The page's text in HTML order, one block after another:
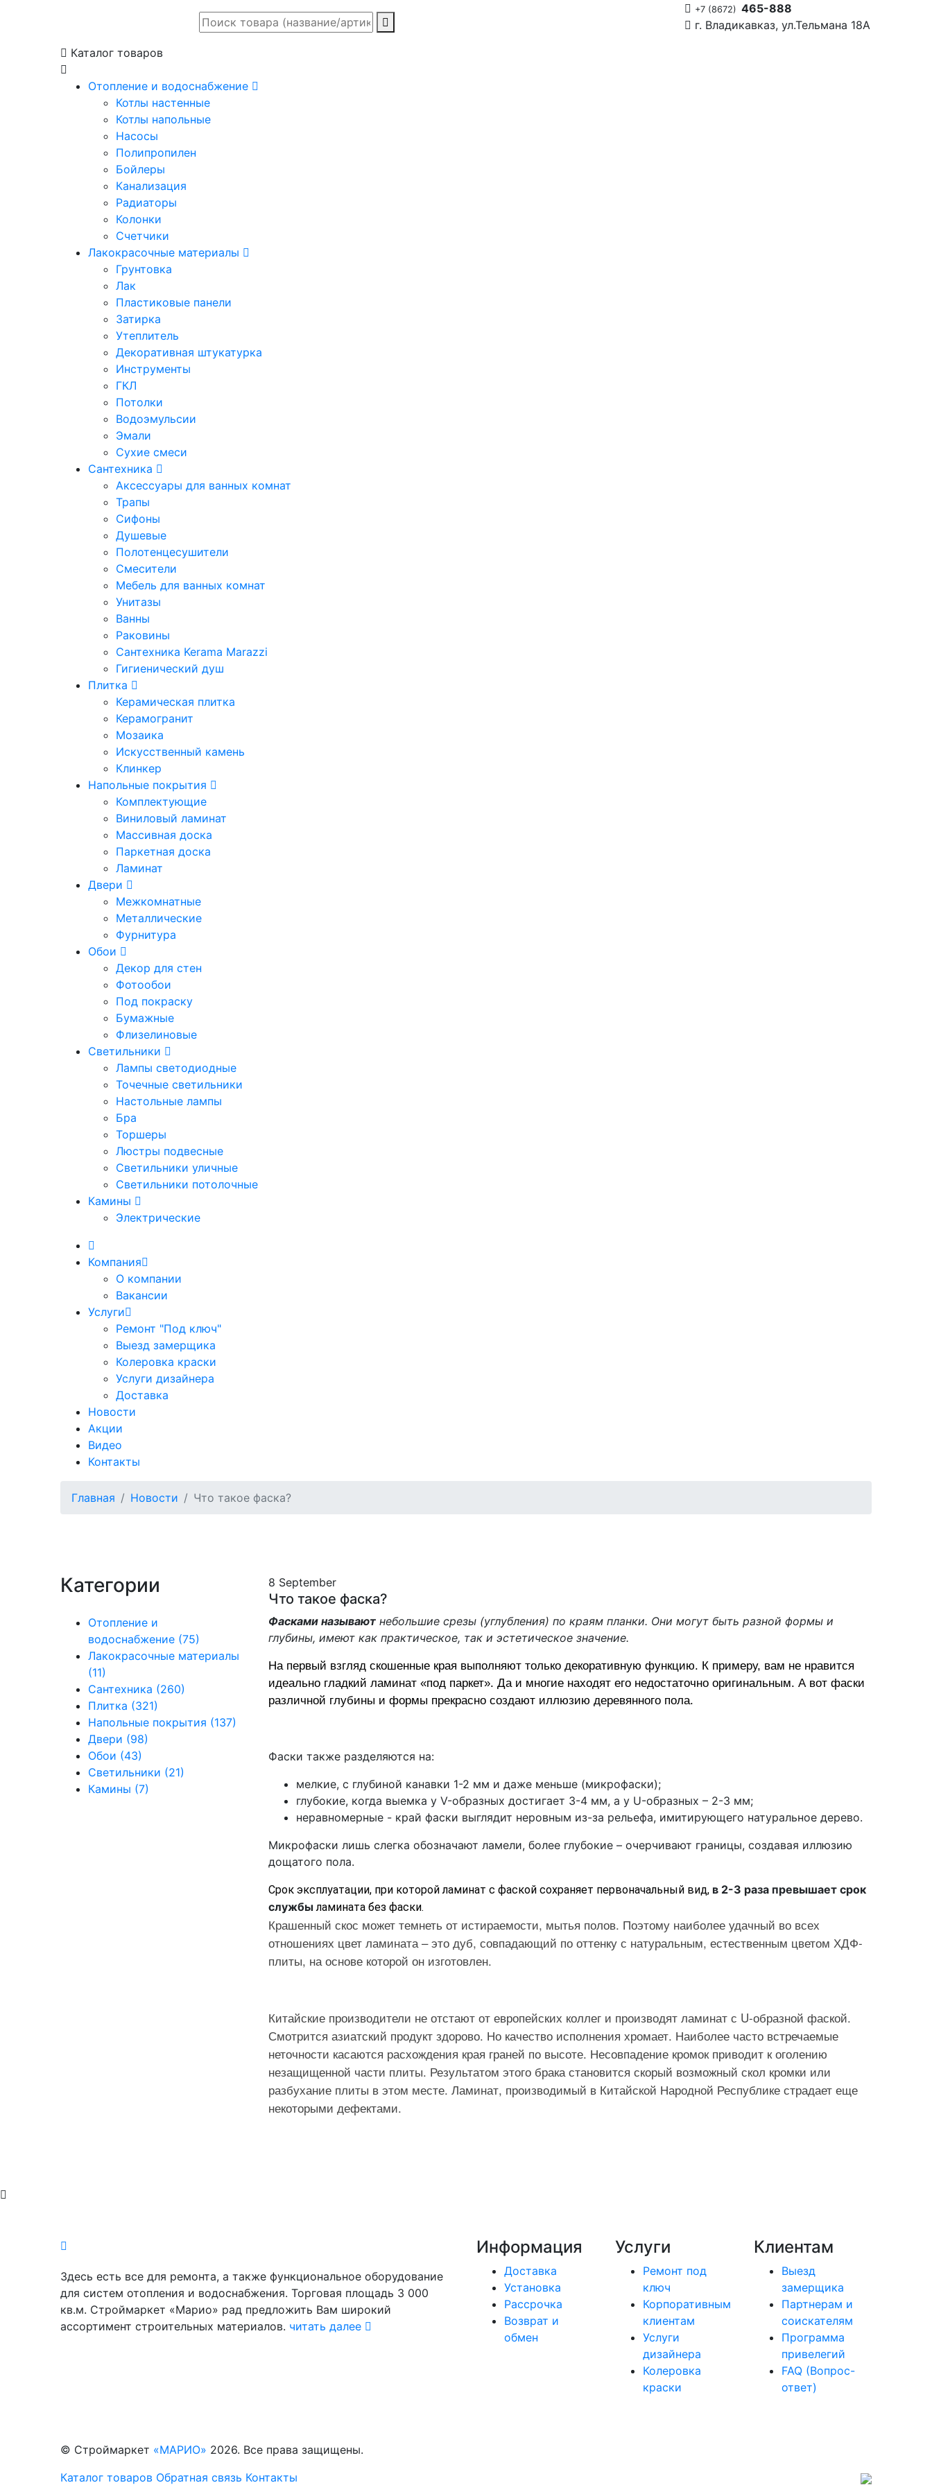
+7 (8672) 465-888
г. Владикавказ, ул.Тельмана 18А
Каталог товаров
Отопление и водоснабжение
Котлы настенные
Котлы напольные
Насосы
Полипропилен
Бойлеры
Канализация
Радиаторы
Колонки
Счетчики
Лакокрасочные материалы
Грунтовка
Лак
Пластиковые панели
Затирка
Утеплитель
Декоративная штукатурка
Инструменты
ГКЛ
Потолки
Водоэмульсии
Эмали
Сухие смеси
Сантехника
Аксессуары для ванных комнат
Трапы
Сифоны
Душевые
Полотенцесушители
Смесители
Мебель для ванных комнат
Унитазы
Ванны
Раковины
Сантехника Kerama Marazzi
Гигиенический душ
Плитка
Керамическая плитка
Керамогранит
Мозаика
Искусственный камень
Клинкер
Напольные покрытия
Комплектующие
Виниловый ламинат
Массивная доска
Паркетная доска
Ламинат
Двери
Межкомнатные
Металлические
Фурнитура
Обои
Декор для стен
Фотообои
Под покраску
Бумажные
Флизелиновые
Светильники
Лампы светодиодные
Точечные светильники
Настольные лампы
Бра
Торшеры
Люстры подвесные
Светильники уличные
Светильники потолочные
Камины
Электрические
Компания
О компании
Вакансии
Услуги
Ремонт "Под ключ"
Выезд замерщика
Колеровка краски
Услуги дизайнера
Доставка
Новости
Акции
Видео
Контакты
Главная Новости Что такое фаска?
Категории
Отопление и
водоснабжение (75)
Лакокрасочные материалы
(11)
Сантехника (260)
Плитка (321)
Напольные покрытия (137)
Двери (98)
Обои (43)
Светильники (21)
Камины (7)
8 September
Что такое фаска?
Фасками называют небольшие срезы (углубления) по краям планки. Они могут быть разной формы и
глубины, имеют как практическое, так и эстетическое значение.
На первый взгляд скошенные края выполняют только декоративную функцию. К примеру, вам не нравится
идеально гладкий ламинат «под паркет». Да и многие находят его недостаточно оригинальным. А вот фаски
различной глубины и формы прекрасно создают иллюзию деревянного пола.
Фаски также разделяются на:
мелкие, с глубиной канавки 1-2 мм и даже меньше (микрофаски);
глубокие, когда выемка у V-образных достигает 3-4 мм, а у U-образных – 2-3 мм;
неравномерные - край фаски выглядит неровным из-за рельефа, имитирующего натуральное дерево.
Микрофаски лишь слегка обозначают ламели, более глубокие – очерчивают границы, создавая иллюзию
дощатого пола.
Срок эксплуатации, при которой ламинат с фаской сохраняет первоначальный вид, в 2-3 раза превышает срок
службыламината без фаски.
Крашенный скос может темнеть от истираемости, мытья полов. Поэтому наиболее удачный во всех
отношениях цвет ламината – это дуб, совпадающий по оттенку с натуральным, естественным цветом ХДФ-
плиты, на основе которой он изготовлен.
Китайские производители не отстают от европейских коллег и производят ламинат с U-образной фаской.
Смотрится азиатский продукт здорово. Но качество исполнения хромает. Наиболее часто встречаемые
неточности касаются расхождения края граней по высоте. Несовпадение кромок приводит к оголению
незащищенной части плиты. Результатом этого брака становится скорый возможный скол кромки или
разбухание плиты в этом месте. Ламинат, производимый в Китайской Народной Республике страдает еще
некоторыми дефектами.
Здесь есть все для ремонта, а также функциональное оборудование
для систем отопления и водоснабжения. Торговая площадь 3 000
кв.м. Строймаркет «Марио» рад предложить Вам широкий
ассортимент строительных материалов. читать далее
Информация
Доставка
Установка
Рассрочка
Возврат и
обмен
Услуги
Ремонт под
ключ
Корпоративным
клиентам
Услуги
дизайнера
Колеровка
краски
Клиентам
Выезд
замерщика
Партнерам и
соискателям
Программа
привелегий
FAQ (Вопрос-
ответ)
© Строймаркет «МАРИО» 2026. Все права защищены.
Каталог товаров Обратная связь Контакты